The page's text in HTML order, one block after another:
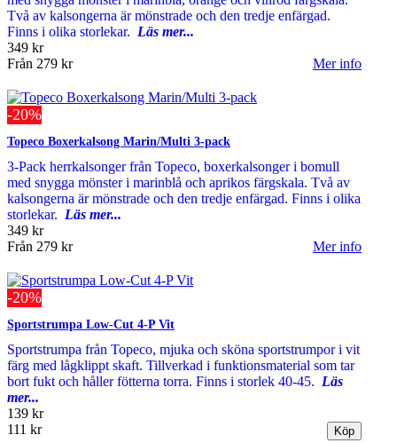
Två av kalsongerna är mönstrade och den tredje enfärgad.
Finns i olika storlekar. Läs mer...
349 kr
Från 279 kr Mer info
-20%
Topeco Boxerkalsong Marin/Multi 3-pack
3-Pack herrkalsonger från Topeco, boxerkalsonger i bomull
med snygga mönster i marinblå och aprikos färgskala. Två av
kalsongerna är mönstrade och den tredje enfärgad. Finns i olika
storlekar. Läs mer...
349 kr
Från 279 kr Mer info
-20%
Sportstrumpa Low-Cut 4-P Vit
Sportstrumpa från Topeco, mjuka och sköna sportstrumpor i vit
färg med lågklippt skaft. Tillverkad i funktionsmaterial som tar
bort fukt och håller fötterna torra. Finns i storlek 40-45. Läs
mer...
139 kr
111 kr